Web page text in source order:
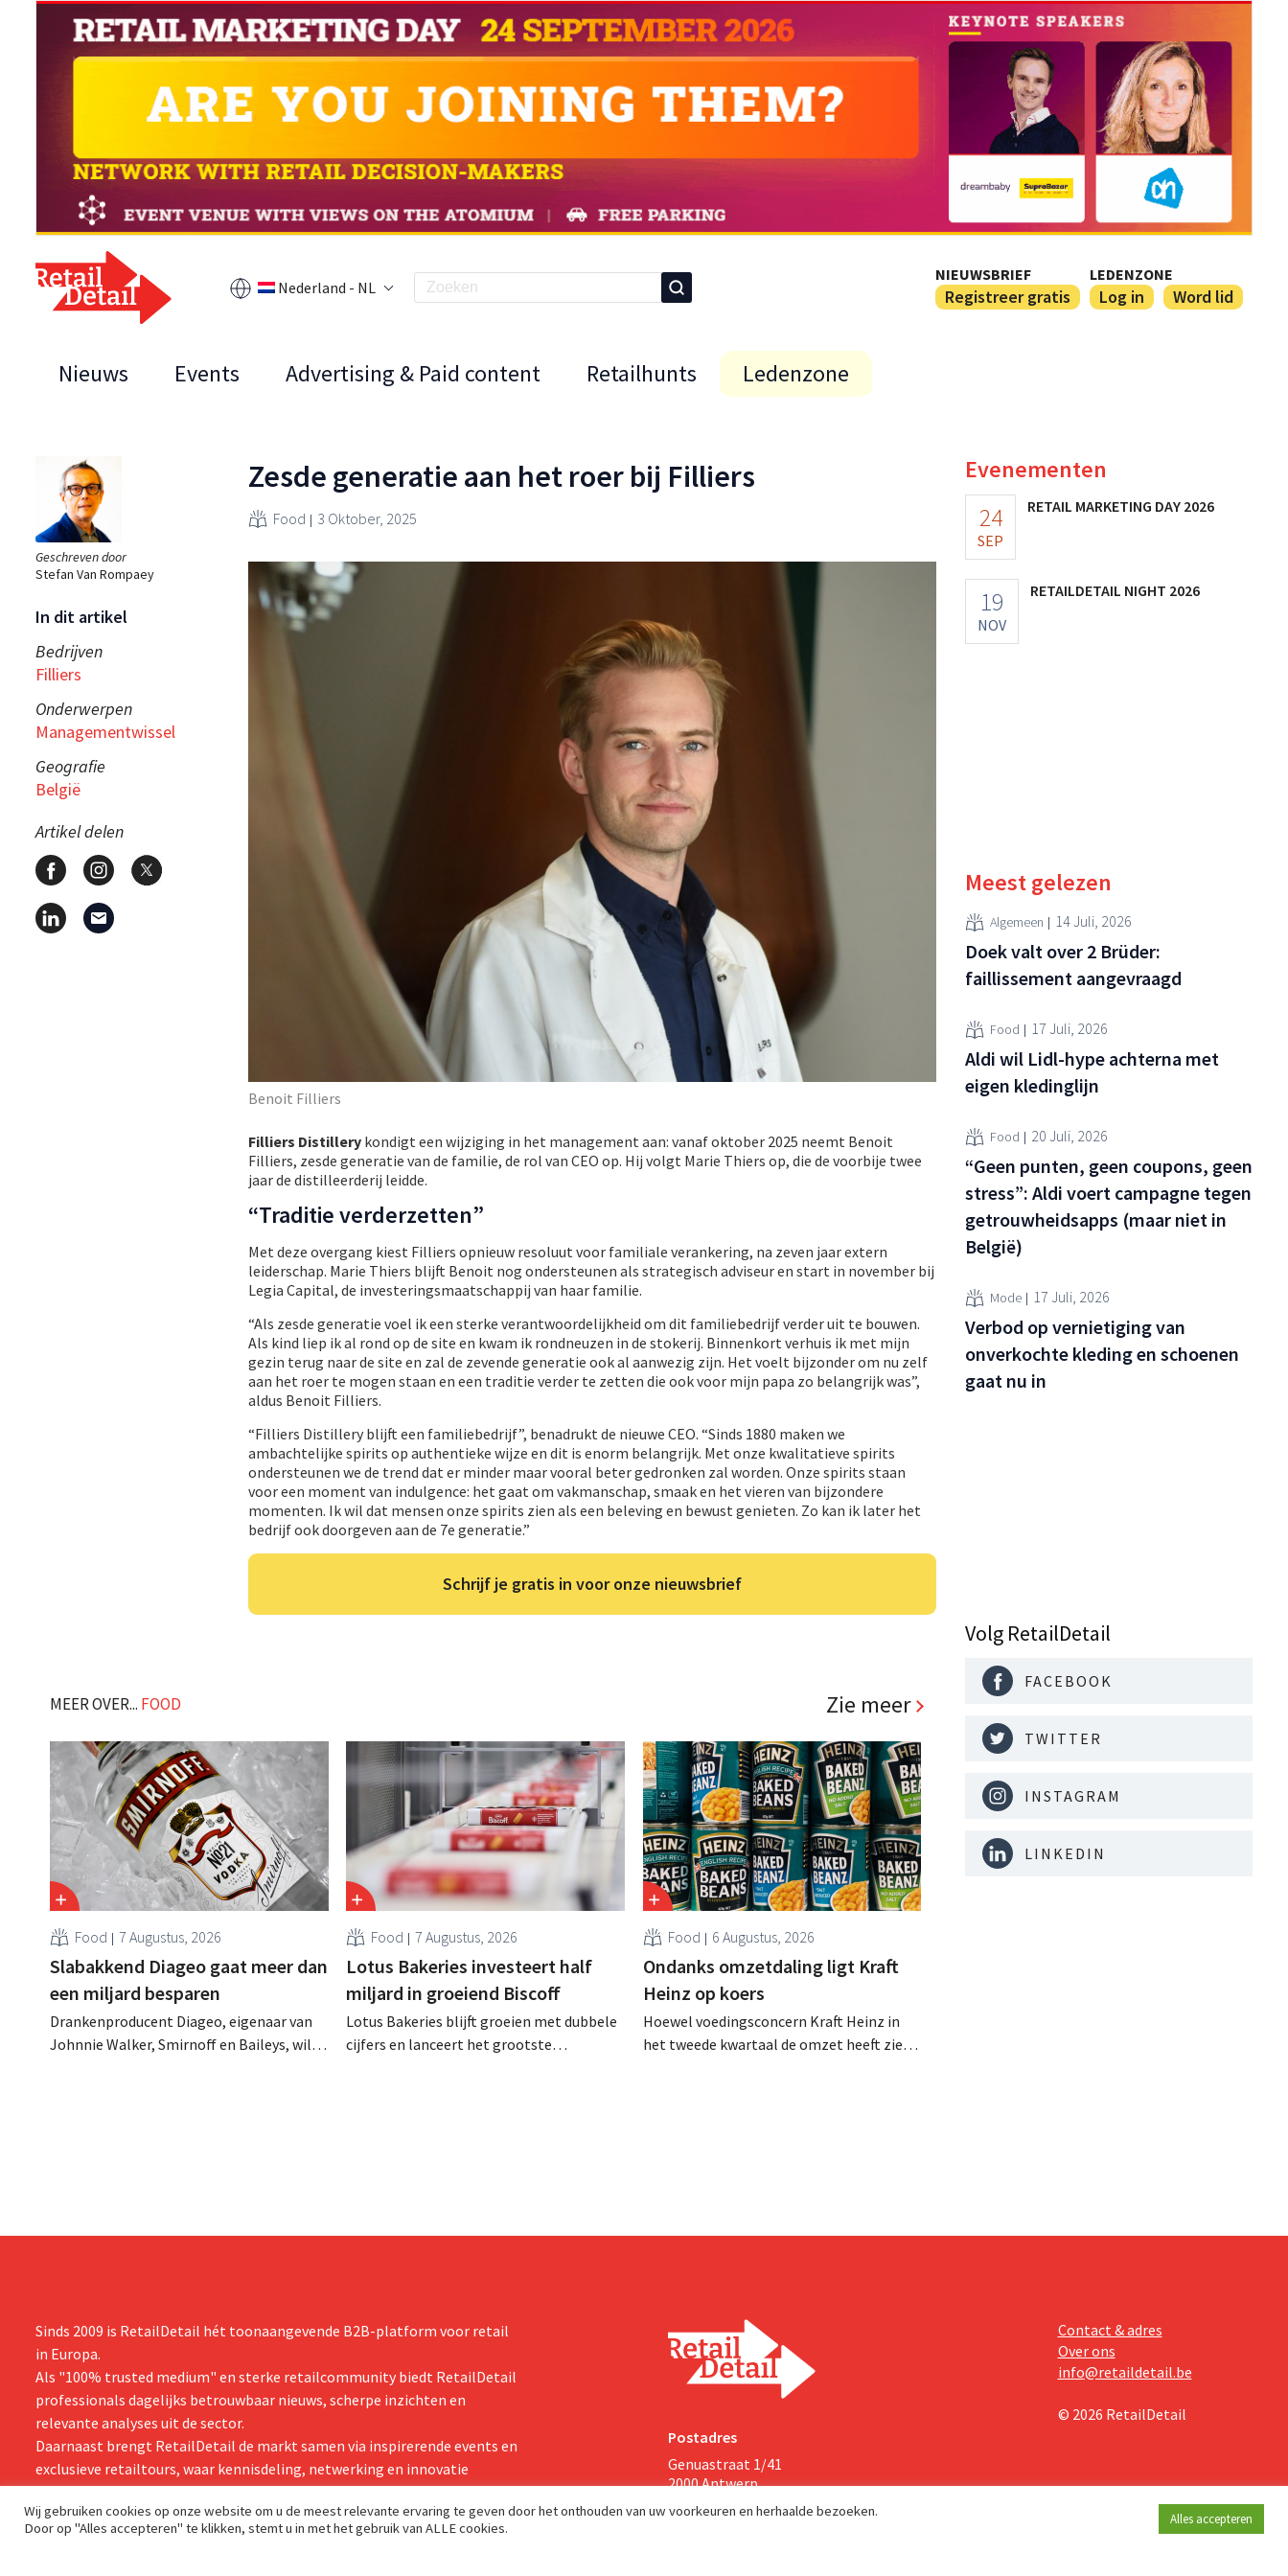
Nederland - NL
NIEUWSBRIEF
Registreer gratis
LEDENZONE
Log in Word lid
Nieuws Events Advertising & Paid content Retailhunts Ledenzone
Geschreven door
Stefan Van Rompaey
In dit artikel
Bedrijven
Filliers
Onderwerpen
Managementwissel
Geografie
België
Artikel delen
Zesde generatie aan het roer bij Filliers
Food 3 Oktober, 2025
Benoit Filliers
Filliers Distillery kondigt een wijziging in het management aan: vanaf oktober 2025 neemt Benoit
Filliers, zesde generatie van de familie, de rol van CEO op. Hij volgt Marie Thiers op, die de voorbije twee
jaar de distilleerderij leidde.
“Traditie verderzetten”
Met deze overgang kiest Filliers opnieuw resoluut voor familiale verankering, na zeven jaar extern
leiderschap. Marie Thiers blijft Benoit nog ondersteunen als strategisch adviseur en start in november bij
Legia Capital, de investeringsmaatschappij van haar familie.
“Als zesde generatie voel ik een sterke verantwoordelijkheid om dit familiebedrijf verder uit te bouwen.
Als kind liep ik al rond op de site en kwam ik rondneuzen in de stokerij. Binnenkort verhuis ik met mijn
gezin terug naar de site en zal de zevende generatie ook al aanwezig zijn. Het voelt bijzonder om nu zelf
aan het roer te mogen staan en een traditie verder te zetten die ook voor mijn papa zo belangrijk was”,
aldus Benoit Filliers.
“Filliers Distillery blijft een familiebedrijf”, benadrukt de nieuwe CEO. “Sinds 1880 maken we
ambachtelijke spirits op authentieke wijze en dit is enorm belangrijk. Met onze kwalitatieve spirits
ondersteunen we de trend dat er minder maar vooral beter gedronken zal worden. Onze spirits staan
voor een moment van indulgence: het gaat om vakmanschap, smaak en het vieren van bijzondere
momenten. Ik wil dat mensen onze spirits zien als een beleving en bewust genieten. Zo kan ik later het
bedrijf ook doorgeven aan de 7e generatie.”
Schrijf je gratis in voor onze nieuwsbrief
MEER OVER... FOOD Zie meer
Food 7 Augustus, 2026
Slabakkend Diageo gaat meer dan
een miljard besparen
Drankenproducent Diageo, eigenaar van
Johnnie Walker, Smirnoff en Baileys, wil
Food 7 Augustus, 2026
Lotus Bakeries investeert half
miljard in groeiend Biscoff
Lotus Bakeries blijft groeien met dubbele
cijfers en lanceert het grootste
Food 6 Augustus, 2026
Ondanks omzetdaling ligt Kraft
Heinz op koers
Hoewel voedingsconcern Kraft Heinz in
het tweede kwartaal de omzet heeft zien
Evenementen
24
SEP
RETAIL MARKETING DAY 2026
19
NOV
RETAILDETAIL NIGHT 2026
Meest gelezen
Algemeen 14 Juli, 2026
Doek valt over 2 Brüder:
faillissement aangevraagd
Food 17 Juli, 2026
Aldi wil Lidl-hype achterna met
eigen kledinglijn
Food 20 Juli, 2026
“Geen punten, geen coupons, geen
stress”: Aldi voert campagne tegen
getrouwheidsapps (maar niet in
België)
Mode 17 Juli, 2026
Verbod op vernietiging van
onverkochte kleding en schoenen
gaat nu in
Volg RetailDetail
FACEBOOK
TWITTER
INSTAGRAM
LINKEDIN
Sinds 2009 is RetailDetail hét toonaangevende B2B-platform voor retail
in Europa.
Als "100% trusted medium" en sterke retailcommunity biedt RetailDetail
professionals dagelijks betrouwbaar nieuws, scherpe inzichten en
relevante analyses uit de sector.
Daarnaast brengt RetailDetail de markt samen via inspirerende events en
exclusieve retailtours, waar kennisdeling, netwerking en innovatie
centraal staan.
Postadres
Genuastraat 1/41
2000 Antwerp
Contact & adres
Over ons
info@retaildetail.be
© 2026 RetailDetail
Wij gebruiken cookies op onze website om u de meest relevante ervaring te geven door het onthouden van uw voorkeuren en herhaalde bezoeken.
Door op "Alles accepteren" te klikken, stemt u in met het gebruik van ALLE cookies.
Alles accepteren